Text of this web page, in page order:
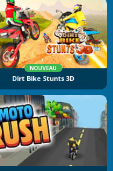
NOUVEAU
Dirt Bike Stunts 3D